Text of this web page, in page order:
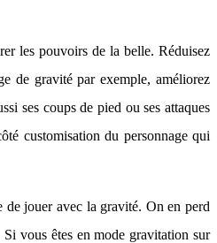
les pouvoirs de la belle. Réduisez
de gravité par exemple, améliorez
ses coups de pied ou ses attaques
customisation du personnage qui
de jouer avec la gravité. On en perd
vous êtes en mode gravitation sur